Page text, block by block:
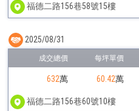
福德二路156巷58號15樓
632萬 60.42萬
福德二路156巷60號10樓
2025/08/31